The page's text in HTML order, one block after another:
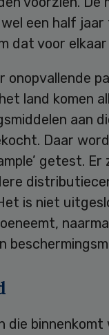
een half
dat voor
onopvallende
land komen
aan
Daar
getest.
is niet
die